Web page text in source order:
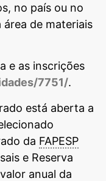
no país ou no
de materiais
e as inscrições
7751/.
está aberta a
da FAPESP
e Reserva
anual da